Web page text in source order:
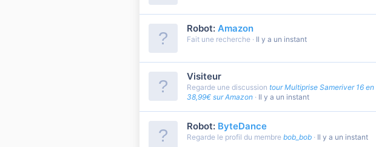
Robot: Amazon
Fait une recherche Il y a un instant
Visiteur
Regarde une discussion tour Multiprise Sameriver 16
38,99€ sur Amazon
Il y a un instant
Robot: ByteDance
Regarde le profil du membre bob_bob Il y a un instant